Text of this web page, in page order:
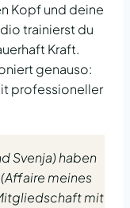
Kopf und deine
trainierst du
Kraft.
genauso:
professioneller
Svenja) haben
meines
mit